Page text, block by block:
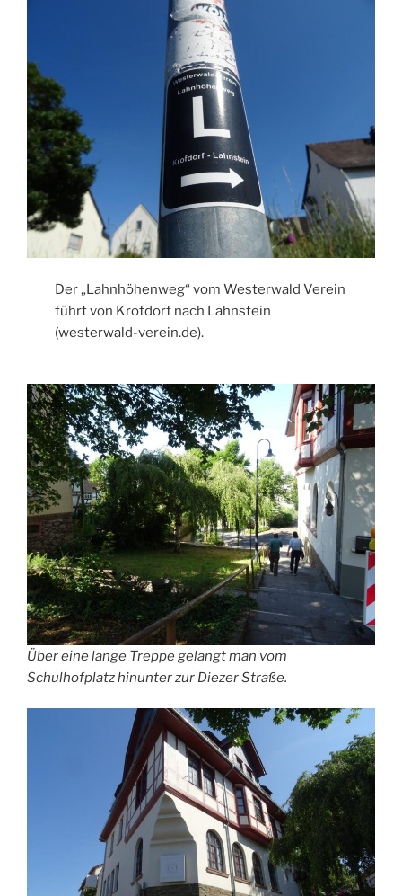
Der „Lahnhöhenweg“ vom Westerwald Verein
führt von Krofdorf nach Lahnstein
(westerwald-verein.de).
Über eine lange Treppe gelangt man vom
Schulhofplatz hinunter zur Diezer Straße.